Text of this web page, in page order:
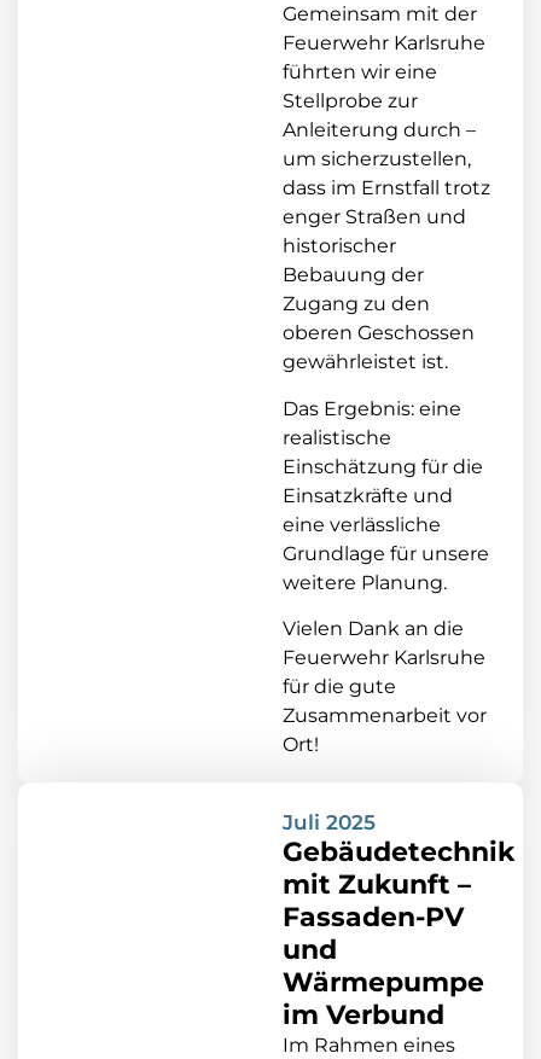
Gemeinsam mit der
Feuerwehr Karlsruhe
führten wir eine
Stellprobe zur
Anleiterung durch –
um sicherzustellen,
dass im Ernstfall trotz
enger Straßen und
historischer
Bebauung der
Zugang zu den
oberen Geschossen
gewährleistet ist.
Das Ergebnis: eine
realistische
Einschätzung für die
Einsatzkräfte und
eine verlässliche
Grundlage für unsere
weitere Planung.
Vielen Dank an die
Feuerwehr Karlsruhe
für die gute
Zusammenarbeit vor
Ort!
Juli 2025
Gebäudetechnik
mit Zukunft –
Fassaden-PV
und
Wärmepumpe
im Verbund
Im Rahmen eines